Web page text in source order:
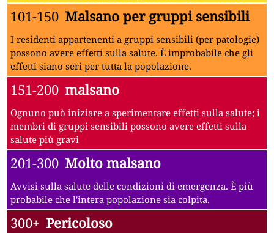
101-150 Malsano per gruppi sensibili
I residenti appartenenti a gruppi sensibili (per patologie)
possono avere effetti sulla salute. È improbabile che gli
effetti siano seri per tutta la popolazione.
151-200 malsano
Ognuno può iniziare a sperimentare effetti sulla salute; i
membri di gruppi sensibili possono avere effetti sulla
salute più gravi
201-300 Molto malsano
Avvisi sulla salute delle condizioni di emergenza. È più
probabile che l'intera popolazione sia colpita.
300+ Pericoloso